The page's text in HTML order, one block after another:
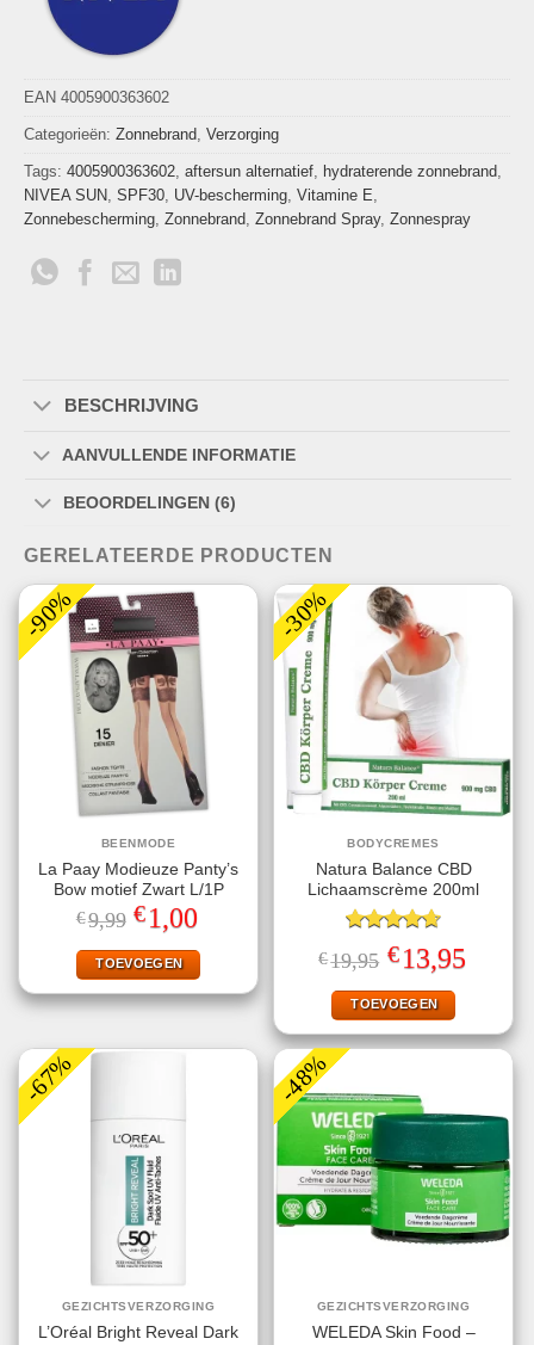
EAN 4005900363602
Categorieën: Zonnebrand, Verzorging
Tags: 4005900363602, aftersun alternatief, hydraterende zonnebrand,
NIVEA SUN, SPF30, UV-bescherming, Vitamine E,
Zonnebescherming, Zonnebrand, Zonnebrand Spray, Zonnespray
BESCHRIJVING
AANVULLENDE INFORMATIE
BEOORDELINGEN (6)
GERELATEERDE PRODUCTEN
-90%
BEENMODE
La Paay Modieuze Panty’s
Bow motief Zwart L/1P
€9,99 Oorspronkelijke
prijs
was:
€9,99.
€1,00
is:
€1,00.
TOEVOEGEN
-30%
BODYCREMES
Natura Balance CBD
Lichaamscrème 200ml
Gewaardeerd
4.67uit 5
€19,95 Oorspronkelijke
prijs
was:
€19,95.
€13,95prijs
TOEVOEGEN
-67%
GEZICHTSVERZORGING
L’Oréal Bright Reveal Dark
-48%
GEZICHTSVERZORGING
WELEDA Skin Food –